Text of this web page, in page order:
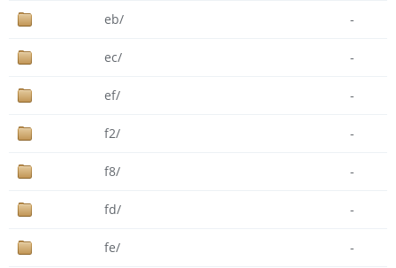
eb/ -
ec/ -
ef/ -
f2/ -
f8/ -
fd/ -
fe/ -